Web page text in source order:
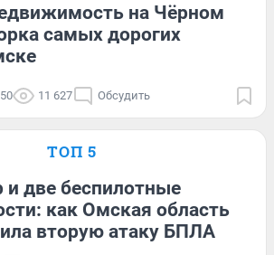
на Чёрном
самых дорогих
11 627 Обсудить
ТОП 5
две беспилотные
как Омская область
вторую атаку БПЛА